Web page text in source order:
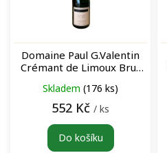
Domaine Paul G.Valentin
Crémant de Limoux Brut
Skladem (176 ks)
552 Kč / ks
Do košíku